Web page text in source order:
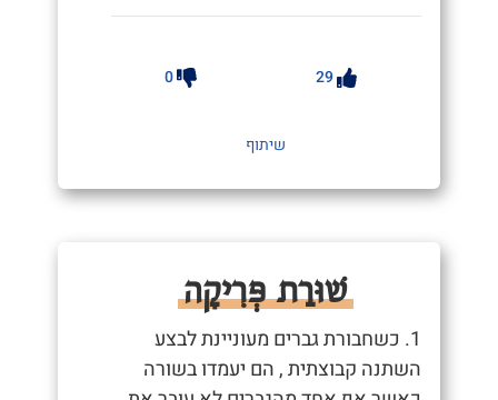
29
0
שיתוף
שׁוּרַת פְּרִיקָה
1. כשחבורת גברים מעוניינת לבצע
השתנה קבוצתית , הם יעמדו בשורה